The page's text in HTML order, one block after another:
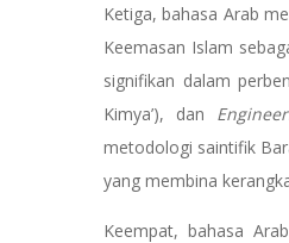
Ketiga, bahasa Arab
Keemasan Islam
signifikan dalam
Kimya’), dan
metodologi saintifik
yang membina
Keempat, bahasa